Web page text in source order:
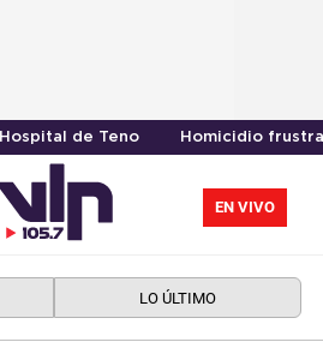
Hospital de Teno Homicidio
EN VIVO
LO ÚLTIMO